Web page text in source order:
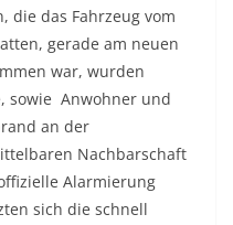
die das Fahrzeug vom
gerade am neuen
war, wurden
sowie Anwohner und
an der
Nachbarschaft
Alarmierung
sich die schnell